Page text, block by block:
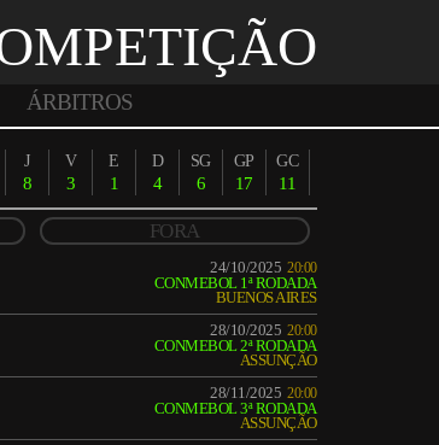
ÁRBITROS
J
8
V
3
E
1
D
4
SG
6
GP
17
GC
11
FORA
24/10/202520:00
CONMEBOL 1ª RODADA
BUENOS AIRES
28/10/202520:00
CONMEBOL 2ª RODADA
ASSUNÇÃO
28/11/202520:00
CONMEBOL 3ª RODADA
ASSUNÇÃO